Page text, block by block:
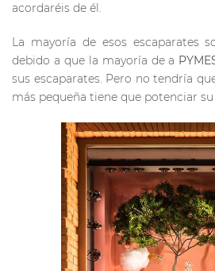
acordaréis de él.
La mayoría de esos escaparates
debido a que la mayoría de a
sus escaparates. Pero no tendría
más pequeña tiene que potenciar